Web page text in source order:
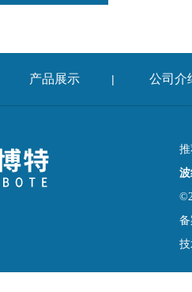
产品展示 | 公司介
备